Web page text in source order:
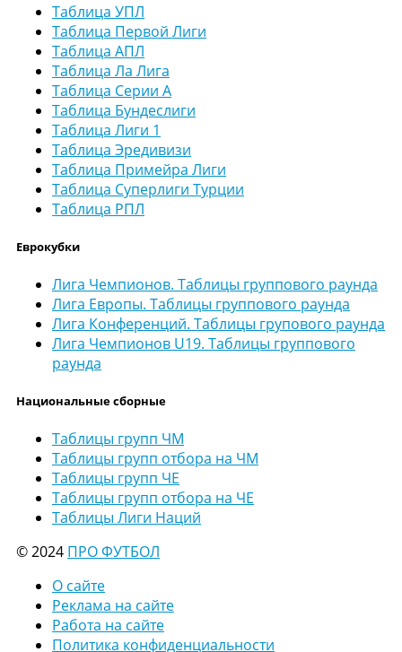
Таблица УПЛ
Таблица Первой Лиги
Таблица АПЛ
Таблица Ла Лига
Таблица Серии А
Таблица Бундеслиги
Таблица Лиги 1
Таблица Эредивизи
Таблица Примейра Лиги
Таблица Суперлиги Турции
Таблица РПЛ
Еврокубки
Лига Чемпионов. Таблицы группового раунда
Лига Европы. Таблицы группового раунда
Лига Конференций. Таблицы групового раунда
Лига Чемпионов U19. Таблицы группового
раунда
Национальные сборные
Таблицы групп ЧМ
Таблицы групп отбора на ЧМ
Таблицы групп ЧЕ
Таблицы групп отбора на ЧЕ
Таблицы Лиги Наций
© 2024 ПРО ФУТБОЛ
О сайте
Реклама на сайте
Работа на сайте
Политика конфиденциальности